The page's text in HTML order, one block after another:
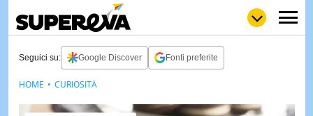
LOLGULPLOVENEWS
Seguici su: Google Discover Fonti preferite
HOME CURIOSITÀ